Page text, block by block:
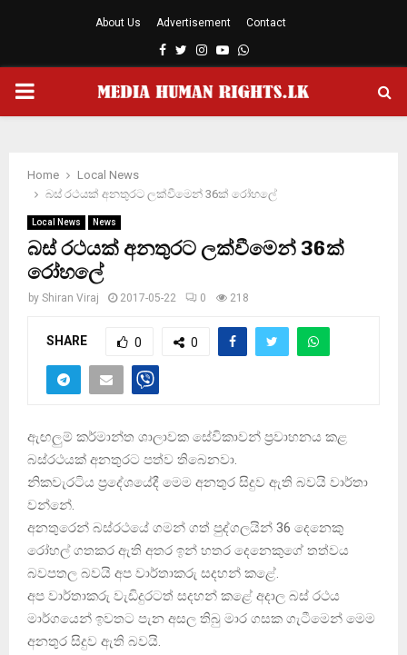
About Us Advertisement Contact
Facebook
TwitterInstagram
YoutubeWhatsapp
PRIMARY
Home
Local News
බස් රථයක් අනතුරට ලක්වීමෙන් 36ක් රෝහලේ
Local News News
බස් රථයක් අනතුරට ලක්වීමෙන් 36ක්
රෝහලේ
by Shiran Viraj 2017-05-22 0 218
SHARE 0 0
ඇඟලුම් කර්මාන්ත ශාලාවක සේවිකාවන් ප්‍රවාහනය කළ
බස්රථයක් අනතුරට පත්ව තිබෙනවා.
නිකවැරටිය ප්‍රදේශයේදී මෙම අනතුර සිදුව ඇති බවයි වාර්තා
වන්නේ.
අනතුරෙන් බස්රථයේ ගමන් ගත් පුද්ගලයින් 36 දෙනෙකු
රෝහල් ගතකර ඇති අතර ඉන් හතර දෙනෙකුගේ තත්වය
බවපතල බවයි අප වාර්තාකරු සදහන් කළේ.
අප වාර්තාකරු වැඩිදුරටත් සදහන් කළේ අදාල බස් රථය
මාර්ගයෙන් ඉවතට පැන අසල තිබු මාර ගසක ගැටීමෙන් මෙම
අනතුර සිදුව ඇති බවයි.